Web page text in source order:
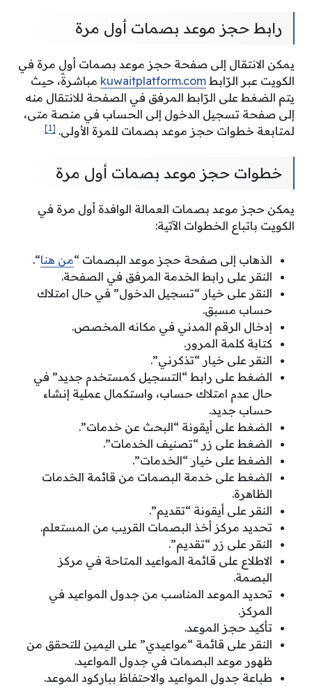
رابط حجز موعد بصمات أول مرة
يمكن الانتقال إلى صفحة حجز موعد بصمات أول مرة في
الكويت عبر الرّابط kuwaitplatform.com مباشرةً، حيث
يتم الضغط على الرّابط المرفق في الصفحة للانتقال منه
إلى صفحة تسجيل الدخول إلى الحساب في منصة متى،
لمتابعة خطوات حجز موعد بصمات للمرة الأولى. [1]
خطوات حجز موعد بصمات أول مرة
يمكن حجز موعد بصمات العمالة الوافدة أول مرة في
الكويت باتباع الخطوات الآتية:
الذهاب إلى صفحة حجز موعد البصمات “من هنا“.
النقر على رابط الخدمة المرفق في الصفحة.
النقر على خيار “تسجيل الدخول” في حال امتلاك
حساب مسبق.
إدخال الرقم المدني في مكانه المخصص.
كتابة كلمة المرور.
النقر على خيار “تذكرني”.
الضغط على رابط “التسجيل كمستخدم جديد” في
حال عدم امتلاك حساب، واستكمال عملية إنشاء
حساب جديد.
الضغط على أيقونة “البحث عن خدمات”.
الضغط على زر “تصنيف الخدمات”.
الضغط على خيار “الخدمات”.
الضغط على خدمة البصمات من قائمة الخدمات
الظاهرة.
النقر على أيقونة “تقديم”.
تحديد مركز أخذ البصمات القريب من المستعلم.
النقر على زر “تقديم”.
الاطلاع على قائمة المواعيد المتاحة في مركز
البصمة.
تحديد الموعد المناسب من جدول المواعيد في
المركز.
تأكيد حجز الموعد.
النقر على قائمة “مواعيدي” على اليمين للتحقق من
ظهور موعد البصمات في جدول المواعيد.
طباعة جدول المواعيد والاحتفاظ بباركود الموعد.